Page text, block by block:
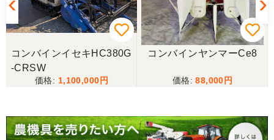
広島県／うっちー
心地よい取引ができました。
またお願いします。また配送の方も親切な対応であ
りがとうございました。
コンバインイセキHC380G
-CRSW
1,100,000
コンバインヤンマーCe8
88,000